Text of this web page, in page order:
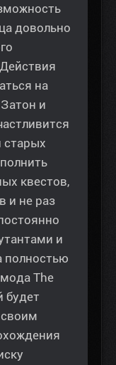
довольно
на
и
старых
квестов,
и не раз
и
полностью
The
будет